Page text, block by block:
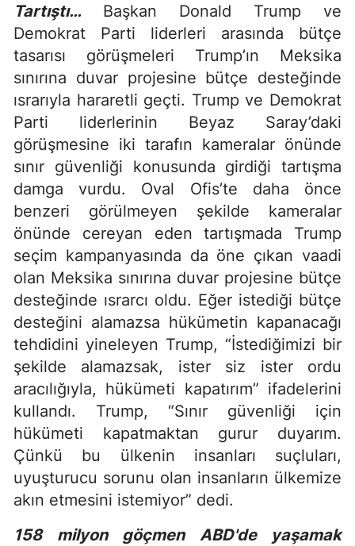
Tartıştı… Başkan Donald Trump ve
Demokrat Parti liderleri arasında bütçe
tasarısı görüşmeleri Trump’ın Meksika
sınırına duvar projesine bütçe desteğinde
ısrarıyla hararetli geçti. Trump ve Demokrat
Parti liderlerinin Beyaz Saray’daki
görüşmesine iki tarafın kameralar önünde
sınır güvenliği konusunda girdiği tartışma
damga vurdu. Oval Ofis’te daha önce
benzeri görülmeyen şekilde kameralar
önünde cereyan eden tartışmada Trump
seçim kampanyasında da öne çıkan vaadi
olan Meksika sınırına duvar projesine bütçe
desteğinde ısrarcı oldu. Eğer istediği bütçe
desteğini alamazsa hükümetin kapanacağı
tehdidini yineleyen Trump, “İstediğimizi bir
şekilde alamazsak, ister siz ister ordu
aracılığıyla, hükümeti kapatırım” ifadelerini
kullandı. Trump, “Sınır güvenliği için
hükümeti kapatmaktan gurur duyarım.
Çünkü bu ülkenin insanları suçluları,
uyuşturucu sorunu olan insanların ülkemize
akın etmesini istemiyor” dedi.
158 milyon göçmen ABD'de yaşamak